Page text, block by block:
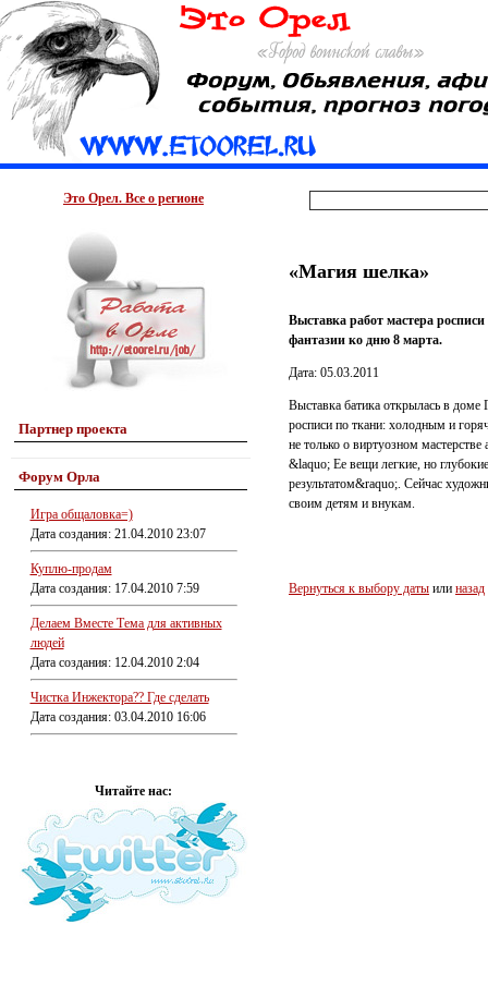
Это Орел. Все о регионе
Партнер проекта
Форум Орла
Игра общаловка=)
Дата создания: 21.04.2010 23:07
Куплю-продам
Дата создания: 17.04.2010 7:59
Делаем Вместе Тема для активных
людей
Дата создания: 12.04.2010 2:04
Чистка Инжектора?? Где сделать
Дата создания: 03.04.2010 16:06
Читайте нас:
«Магия шелка»
Выставка работ мастера
фантазии ко дню 8 марта.
Дата: 05.03.2011
Выставка батика открылась в
росписи по ткани: холодным и
не только о виртуозном
&laquo; Ее вещи легкие, но
результатом&raquo;. Сейчас
своим детям и внукам.
Вернуться к выбору даты или назад